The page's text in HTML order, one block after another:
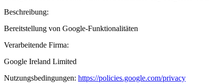
Beschreibung:
Bereitstellung von Google-Funktionalitäten
Verarbeitende Firma:
Google Ireland Limited
Nutzungsbedingungen: https://policies.google.com/privacy